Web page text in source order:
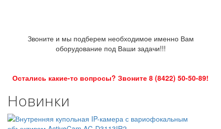
Звоните и мы подберем необходимое именно Вам
оборудование под Ваши задачи!!!
Остались какие-то вопросы? Звоните 8 (8422) 50-50-89!
Новинки